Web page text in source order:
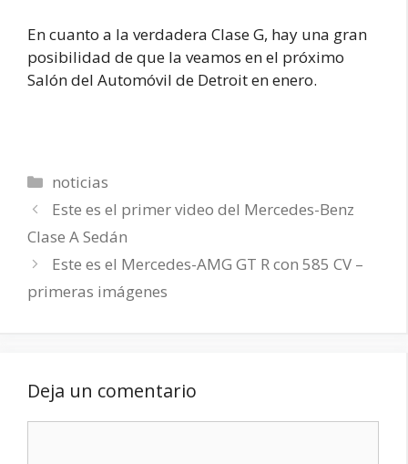
En cuanto a la verdadera Clase G, hay una gran
posibilidad de que la veamos en el próximo
Salón del Automóvil de Detroit en enero.
Categorías
noticias
Este es el primer video del Mercedes-Benz
Clase A Sedán
Este es el Mercedes-AMG GT R con 585 CV –
primeras imágenes
Deja un comentario